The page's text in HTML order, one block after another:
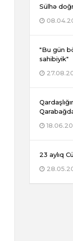
Sülhə
"Bu gün
sahibiyik"
23 aylıq